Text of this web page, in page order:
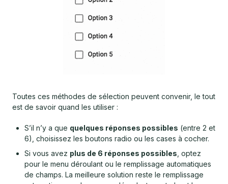
Toutes ces méthodes de sélection peuvent convenir, le tout
est de savoir quand les utiliser :
S’il n’y a que quelques réponses possibles (entre 2 et
6), choisissez les boutons radio ou les cases à cocher.
Si vous avez plus de 6 réponses possibles , optez
pour le menu déroulant ou le remplissage automatiques
de champs. La meilleure solution reste le remplissage